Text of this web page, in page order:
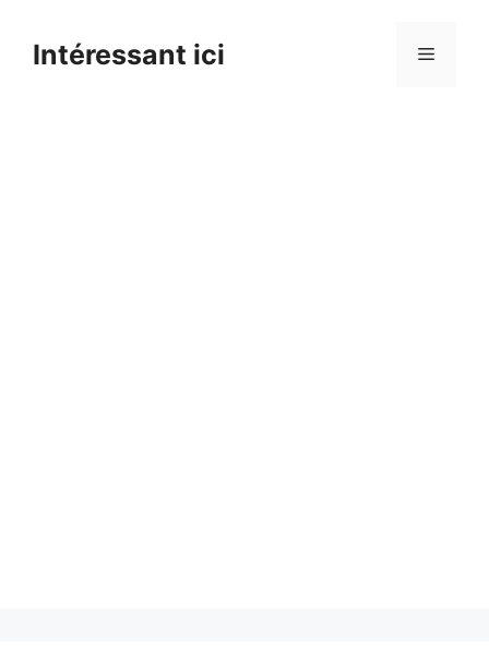
contentIntéressant ici Menu